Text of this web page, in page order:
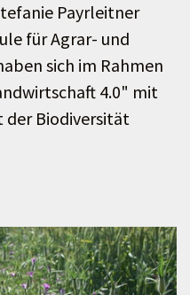
Payrleitner
für Agrar- und
sich im Rahmen
4.0" mit
der Biodiversität